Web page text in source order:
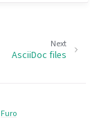
Next
AsciiDoc files
Furo